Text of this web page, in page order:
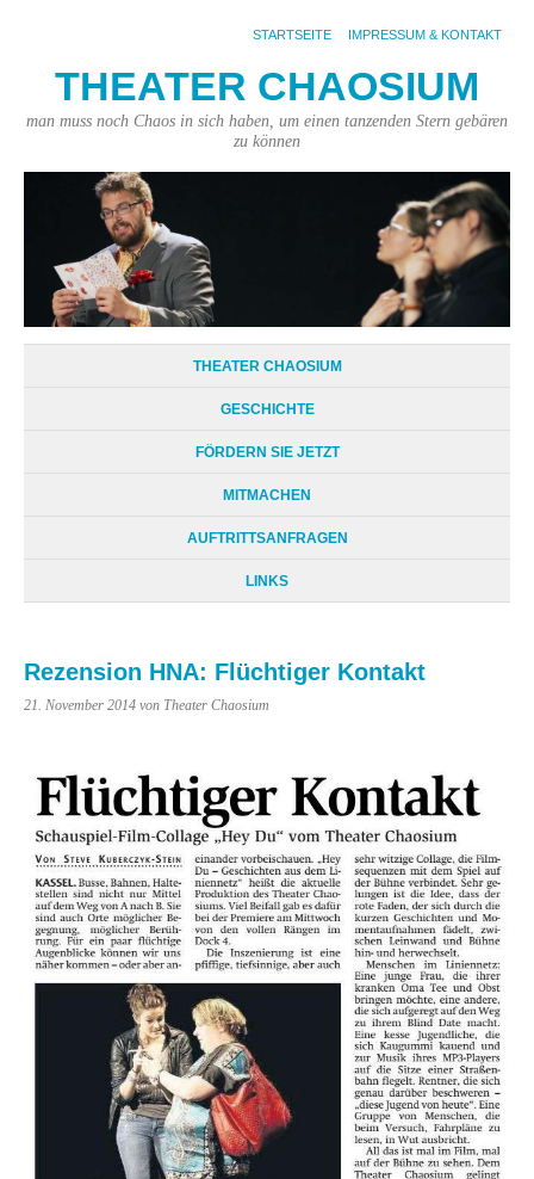
STARTSEITE IMPRESSUM & KONTAKT
THEATER CHAOSIUM
man muss noch Chaos in sich haben, um einen tanzenden Stern gebären
zu können
THEATER CHAOSIUM
GESCHICHTE
FÖRDERN SIE JETZT
MITMACHEN
AUFTRITTSANFRAGEN
LINKS
Rezension HNA: Flüchtiger Kontakt
21. November 2014 von Theater Chaosium